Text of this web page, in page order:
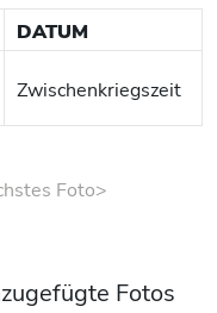
DATUM
Zwischenkriegszeit
Foto>
Fotos